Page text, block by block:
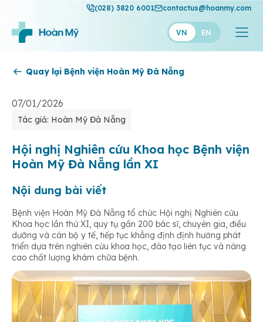
(028) 3820 6001 contactus@hoanmy.com
VN EN
Hoàn Mỹ
Hạnh Phúc
Thuận Mỹ
Quay lại Bệnh viện Hoàn Mỹ Đà Nẵng
07/01/2026
Tác giả: Hoàn Mỹ Đà Nẵng
Hội nghị Nghiên cứu Khoa học Bệnh viện
Hoàn Mỹ Đà Nẵng lần XI
Nội dung bài viết
Bệnh viện Hoàn Mỹ Đà Nẵng tổ chức Hội nghị Nghiên cứu
Khoa học lần thứ XI, quy tụ gần 200 bác sĩ, chuyên gia, điều
dưỡng và cán bộ y tế, tiếp tục khẳng định định hướng phát
triển dựa trên nghiên cứu khoa học, đào tạo liên tục và nâng
cao chất lượng khám chữa bệnh.